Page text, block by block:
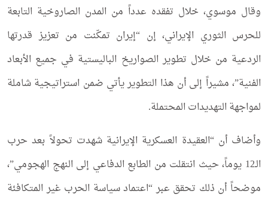
وقال موسوي، خلال تفقده عدداً من المدن الصاروخية التابعة
للحرس الثوري الإيراني، إن “إيران تمكّنت من تعزيز قدرتها
الردعية من خلال تطوير الصواريخ الباليستية في جميع الأبعاد
الفنية”، مشيراً إلى أن هذا التطوير يأتي ضمن استراتيجية شاملة
لمواجهة التهديدات المحتملة.
وأضاف أن “العقيدة العسكرية الإيرانية شهدت تحولاً بعد حرب
الـ12 يوماً، حيث انتقلت من الطابع الدفاعي إلى النهج الهجومي”،
موضحاً أن ذلك تحقق عبر “اعتماد سياسة الحرب غير المتكافئة